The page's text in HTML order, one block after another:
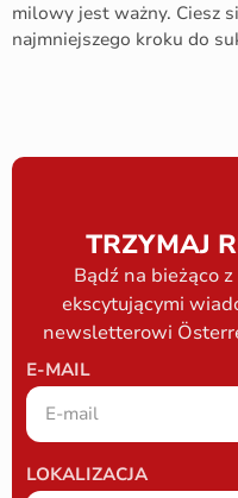
milowy jest ważny. Ciesz
najmniejszego kroku do
TRZYMAJ
Bądź na bieżąco
ekscytującymi
newsletterowi
E-MAIL
LOKALIZACJA